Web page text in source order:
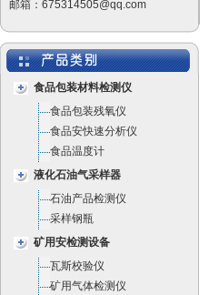
邮箱：675314505@qq.com
食品包装材料检测仪
食品包装残氧仪
食品安快速分析仪
食品温度计
液化石油气采样器
石油产品检测仪
采样钢瓶
矿用安检测设备
瓦斯校验仪
矿用气体检测仪